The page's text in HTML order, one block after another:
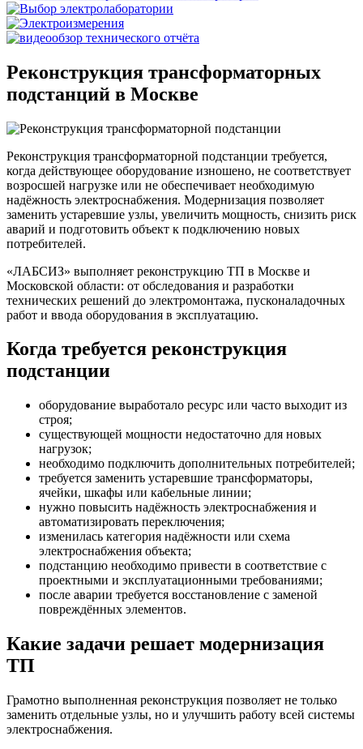
Реконструкция трансформаторных
подстанций в Москве
Реконструкция трансформаторной подстанции требуется,
когда действующее оборудование изношено, не соответствует
возросшей нагрузке или не обеспечивает необходимую
надёжность электроснабжения. Модернизация позволяет
заменить устаревшие узлы, увеличить мощность, снизить риск
аварий и подготовить объект к подключению новых
потребителей.
«ЛАБСИЗ» выполняет реконструкцию ТП в Москве и
Московской области: от обследования и разработки
технических решений до электромонтажа, пусконаладочных
работ и ввода оборудования в эксплуатацию.
Когда требуется реконструкция
подстанции
оборудование выработало ресурс или часто выходит из
строя;
существующей мощности недостаточно для новых
нагрузок;
необходимо подключить дополнительных потребителей;
требуется заменить устаревшие трансформаторы,
ячейки, шкафы или кабельные линии;
нужно повысить надёжность электроснабжения и
автоматизировать переключения;
изменилась категория надёжности или схема
электроснабжения объекта;
подстанцию необходимо привести в соответствие с
проектными и эксплуатационными требованиями;
после аварии требуется восстановление с заменой
повреждённых элементов.
Какие задачи решает модернизация
ТП
Грамотно выполненная реконструкция позволяет не только
заменить отдельные узлы, но и улучшить работу всей системы
электроснабжения.